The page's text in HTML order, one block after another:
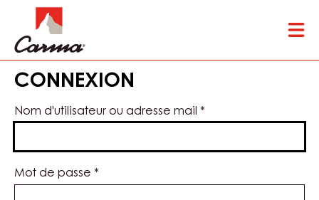
to
main
content
CONNEXION
Nom d'utilisateur ou adresse mail *
Mot de passe *